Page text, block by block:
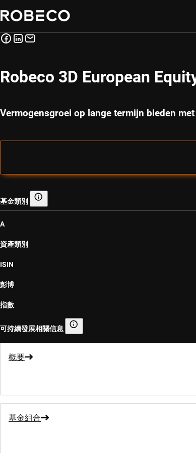
Robeco 3D European
Vermogensgroei op lange termijn bieden
基金類別 基金類別
A
資產類別
ISIN
彭博
指數
可持續發展相關信息 可持續發展相關信息
概要
基金組合